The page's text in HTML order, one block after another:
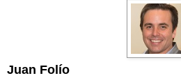
Juan Folío